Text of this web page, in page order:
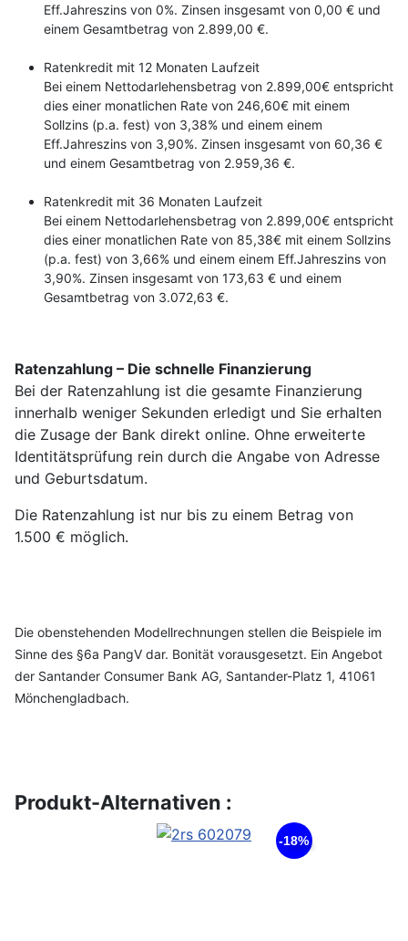
Eff.Jahreszins von 0%. Zinsen insgesamt von 0,00 € und
einem Gesamtbetrag von 2.899,00 €.
Ratenkredit mit 12 Monaten Laufzeit
Bei einem Nettodarlehensbetrag von 2.899,00€ entspricht
dies einer monatlichen Rate von 246,60€ mit einem
Sollzins (p.a. fest) von 3,38% und einem einem
Eff.Jahreszins von 3,90%. Zinsen insgesamt von 60,36 €
und einem Gesamtbetrag von 2.959,36 €.
Ratenkredit mit 36 Monaten Laufzeit
Bei einem Nettodarlehensbetrag von 2.899,00€ entspricht
dies einer monatlichen Rate von 85,38€ mit einem Sollzins
(p.a. fest) von 3,66% und einem einem Eff.Jahreszins von
3,90%. Zinsen insgesamt von 173,63 € und einem
Gesamtbetrag von 3.072,63 €.
Ratenzahlung – Die schnelle Finanzierung
Bei der Ratenzahlung ist die gesamte Finanzierung
innerhalb weniger Sekunden erledigt und Sie erhalten
die Zusage der Bank direkt online. Ohne erweiterte
Identitätsprüfung rein durch die Angabe von Adresse
und Geburtsdatum.
Die Ratenzahlung ist nur bis zu einem Betrag von
1.500 € möglich.
Die obenstehenden Modellrechnungen stellen die Beispiele im
Sinne des §6a PangV dar. Bonität vorausgesetzt. Ein Angebot
der Santander Consumer Bank AG, Santander-Platz 1, 41061
Mönchengladbach.
Produkt-Alternativen :
-18%